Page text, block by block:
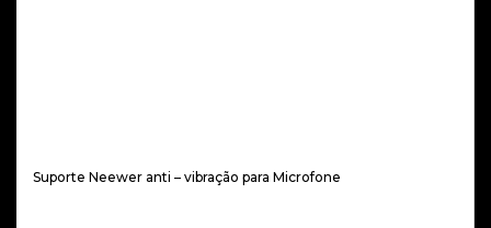
Suporte Neewer anti – vibração para Microfone